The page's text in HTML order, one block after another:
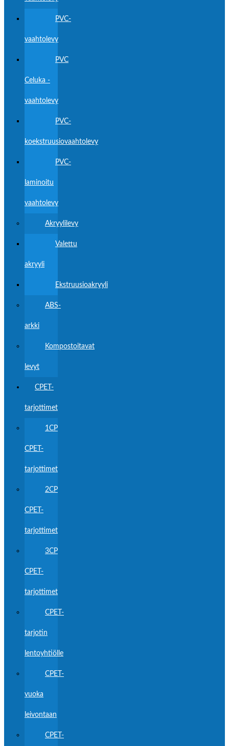
PVC-
vaahtolevy
PVC
Celuka -
vaahtolevy
PVC-
koekstruusiovaahtolevy
PVC-
laminoitu
vaahtolevy
Akryylilevy
Valettu
akryyli
Ekstruusioakryyli
ABS-
arkki
Kompostoitavat
levyt
CPET-
tarjottimet
1CP
CPET-
tarjottimet
2CP
CPET-
tarjottimet
3CP
CPET-
tarjottimet
CPET-
tarjotin
lentoyhtiölle
CPET-
vuoka
leivontaan
CPET-